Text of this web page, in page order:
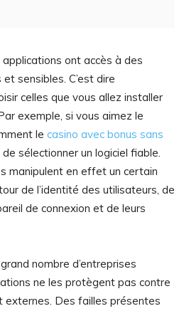
ont accès à des
sensibles. C’est dire
celles que vous allez installer
exemple, si vous aimez le
le casino avec bonus sans
de sélectionner un logiciel fiable.
manipulent en effet un certain
de l’identité des utilisateurs, de
de connexion et de leurs
grand nombre d’entreprises
ne les protègent pas contre
externes. Des failles présentes